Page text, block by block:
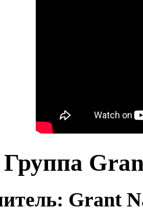
Группа
Grant